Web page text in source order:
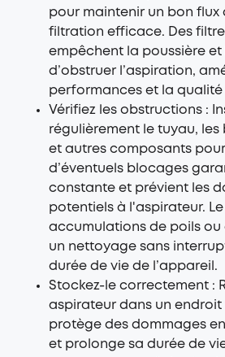
pour maintenir un bon flux
filtration efficace. Des
empêchent la poussière et
d’obstruer l’aspiration,
performances et la qualité
Vérifiez les obstructions :
régulièrement le tuyau, les
et autres composants
d’éventuels blocages
constante et prévient les
potentiels à l'aspirateur.
accumulations de poils ou
un nettoyage sans
durée de vie de l’appareil.
Stockez-le correctement :
aspirateur dans un endroit
protège des dommages
et prolonge sa durée de